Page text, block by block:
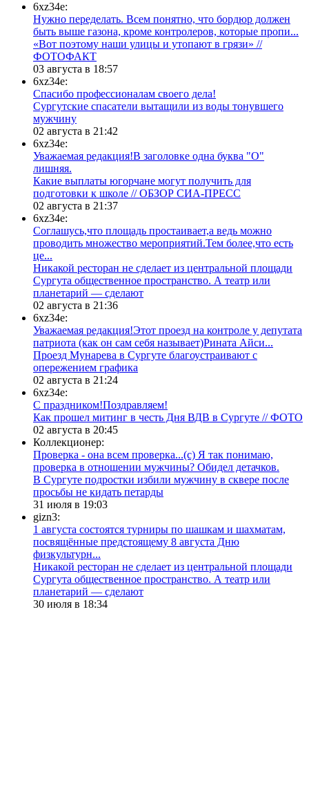
6xz34e:
Нужно переделать. Всем понятно, что бордюр должен
быть выше газона, кроме контролеров, которые пропи...
«Вот поэтому наши улицы и утопают в грязи» //
ФОТОФАКТ
03 августа в 18:57
6xz34e:
Спасибо профессионалам своего дела!
Сургутские спасатели вытащили из воды тонувшего
мужчину
02 августа в 21:42
6xz34e:
Уважаемая редакция!В заголовке одна буква "О"
лишняя.
Какие выплаты югорчане могут получить для
подготовки к школе // ОБЗОР СИА-ПРЕСС
02 августа в 21:37
6xz34e:
Соглашусь,что площадь простаивает,а ведь можно
проводить множество мероприятий.Тем более,что есть
це...
​Никакой ресторан не сделает из центральной площади
Сургута общественное пространство. А театр или
планетарий — сделают
02 августа в 21:36
6xz34e:
Уважаемая редакция!Этот проезд на контроле у депутата
патриота (как он сам себя называет)Рината Айси...
​Проезд Мунарева в Сургуте благоустраивают с
опережением графика
02 августа в 21:24
6xz34e:
С праздником!Поздравляем!
Как прошел митинг в честь Дня ВДВ в Сургуте // ФОТО
02 августа в 20:45
Коллекционер:
Проверка - она всем проверка...(с) Я так понимаю,
проверка в отношении мужчины? Обидел детачков.
В Сургуте подростки избили мужчину в сквере после
просьбы не кидать петарды
31 июля в 19:03
gizn3:
1 августа состоятся турниры по шашкам и шахматам,
посвящённые предстоящему 8 августа Дню
физкультурн...
​Никакой ресторан не сделает из центральной площади
Сургута общественное пространство. А театр или
планетарий — сделают
30 июля в 18:34